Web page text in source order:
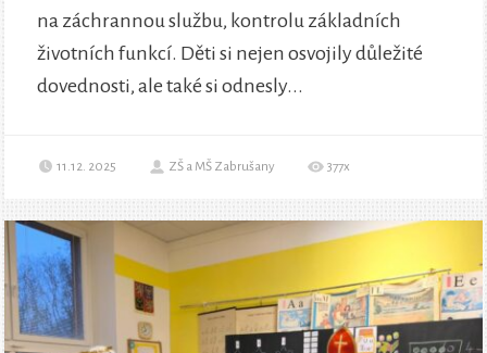
na záchrannou službu, kontrolu základních
životních funkcí. Děti si nejen osvojily důležité
dovednosti, ale také si odnesly...
11.12. 2025 ZŠ a MŠ Zabrušany 377x